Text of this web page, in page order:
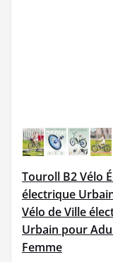
Touroll B2 Vélo
électrique
Vélo de Ville
Urbain pour
Femme